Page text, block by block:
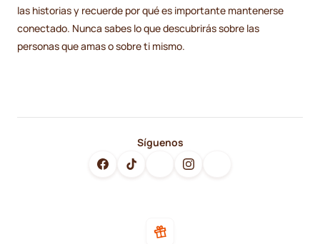
las historias y recuerde por qué es importante mantenerse
conectado. Nunca sabes lo que descubrirás sobre las
personas que amas o sobre ti mismo.
Síguenos